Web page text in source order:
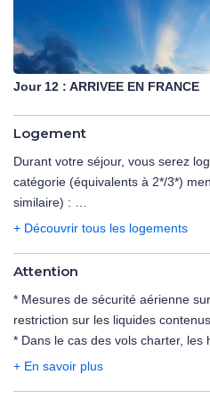
Jour 12 : ARRIVEE EN FRANCE
Logement
Durant votre séjour, vous serez
catégorie (équivalents à 2*/3*)
similaire) :
REGION D'OTTAWA : Motel Adam
REGION DE MONTREAL : Hôtel
REGION DE QUEBEC : Sleep Inn
REGION DU SAGUENAY :
REGION DU LAC ST JEAN : Motel Roberval / Parc Octopus
+ Découvrir tous les logements
Attention
* Mesures de sécurité aérienne
restriction sur les liquides
* Dans le cas des vols charter, les
déterminés dans les 48 heures
+ En savoir plus